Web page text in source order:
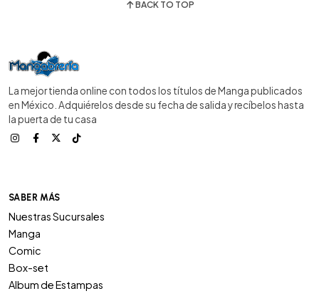
BACK TO TOP
La mejor tienda online con todos los títulos de Manga publicados
en México. Adquiérelos desde su fecha de salida y recíbelos hasta
la puerta de tu casa
SABER MÁS
Nuestras Sucursales
Manga
Comic
Box-set
Album de Estampas